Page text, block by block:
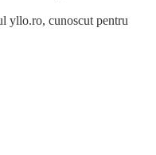
yllo.ro, cunoscut pentru